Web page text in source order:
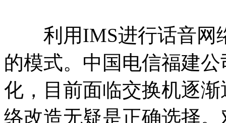
利用IMS进行话音网
的模式。中国电信福建
化，目前面临交换机逐
络改造无疑是正确选择